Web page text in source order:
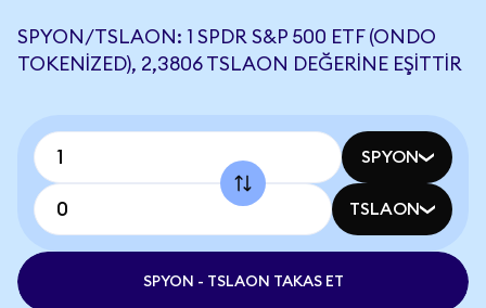
SPYON/TSLAON: 1 SPDR S&P 500 ETF (ONDO
TOKENIZED), 2,3806 TSLAON DEĞERINE EŞITTIR
SPYON
TSLAON
SPYON - TSLAON TAKAS ET